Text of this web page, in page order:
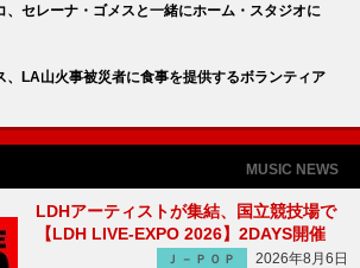
、セレーナ・ゴメスと一緒にホーム・スタジオに
、LA山火事被災者に食事を提供するボランティア
MUSIC NEWS
LDHアーティストが集結、国立競技場で
【LDH LIVE-EXPO 2026】2DAYS開催
Ｊ－ＰＯＰ
2026年8月6日